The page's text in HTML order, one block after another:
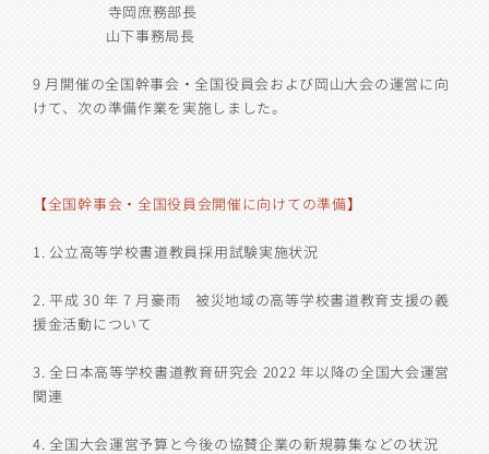
寺岡庶務部長
山下事務局長
9 月開催の全国幹事会・全国役員会および岡山大会の運営に向
けて、次の準備作業を実施しました。
【全国幹事会・全国役員会開催に向けての準備】
1. 公立高等学校書道教員採用試験実施状況
2. 平成 30 年 7 月豪雨 被災地域の高等学校書道教育支援の義
援金活動について
3. 全日本高等学校書道教育研究会 2022 年以降の全国大会運営
関連
4.全国大会運営予算と今後の協賛企業の新規募集などの状況